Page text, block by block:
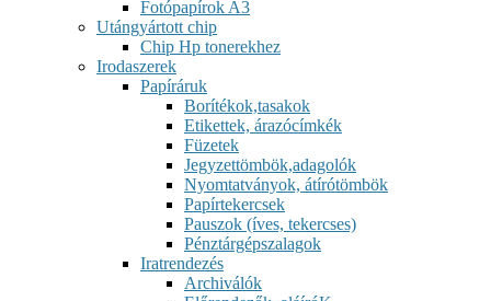
Fotópapírok A3
Utángyártott chip
Chip Hp tonerekhez
Irodaszerek
Papíráruk
Borítékok,tasakok
Etikettek, árazócímkék
Füzetek
Jegyzettömbök,adagolók
Nyomtatványok, átírótömbök
Papírtekercsek
Pauszok (íves, tekercses)
Pénztárgépszalagok
Iratrendezés
Archiválók